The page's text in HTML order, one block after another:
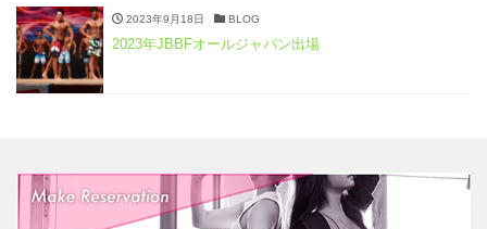
2023年9月18日 BLOG
2023年JBBFオールジャパン出場